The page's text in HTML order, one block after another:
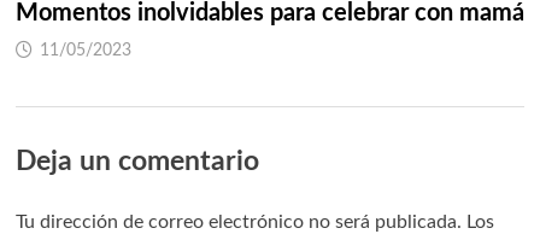
Momentos inolvidables para celebrar con mamá
11/05/2023
Deja un comentario
Tu dirección de correo electrónico no será publicada. Los